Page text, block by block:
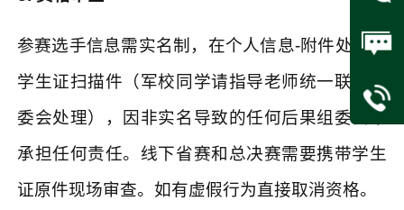
参赛选手信息需实名制，在个人信息-附件处上传
学生证扫描件（军校同学请指导老师统一联系组
委会处理），因非实名导致的任何后果组委会不
承担任何责任。线下省赛和总决赛需要携带学生
证原件现场审查。如有虚假行为直接取消资格。